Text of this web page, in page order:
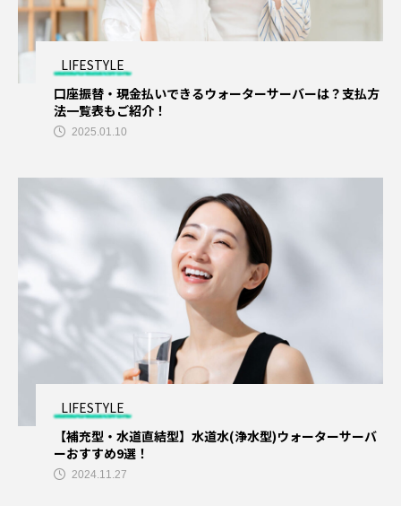
LIFESTYLE
口座振替・現金払いできるウォーターサーバーは？支払方
法一覧表もご紹介！
2025.01.10
LIFESTYLE
【補充型・水道直結型】水道水(浄水型)ウォーターサーバ
ーおすすめ9選！
2024.11.27
プログラミングスクール ペア割
ホワイトニング
ママ向け マンション売却
メンズ脱毛おすすめ 一括査定
中古車買取 全身脱毛
医師 医師転職おすすめ 医師転職サイト
口コミ 合宿免許 合宿免許検索
土地査定おすすめ 大阪
大阪マンション売却
妊娠中ナイトブラ